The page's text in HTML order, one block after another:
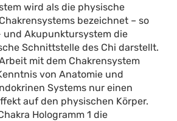
wird als die physische
bezeichnet – so
und Akupunktursystem die
Schnittstelle des Chi darstellt.
mit dem Chakrensystem
von Anatomie und
Systems nur einen
auf den physischen Körper.
Hologramm 1 die